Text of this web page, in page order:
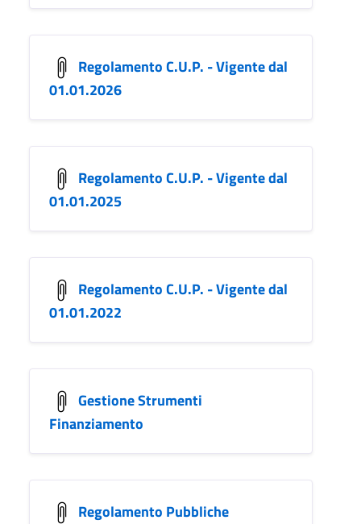
Regolamento C.U.P. - Vigente dal
01.01.2026
Regolamento C.U.P. - Vigente dal
01.01.2025
Regolamento C.U.P. - Vigente dal
01.01.2022
Gestione Strumenti
Finanziamento
Regolamento Pubbliche